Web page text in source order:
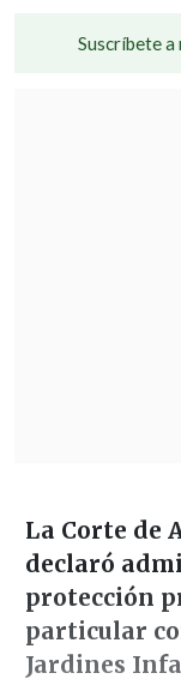
Suscríbete a
La Corte de
declaró
protección
particular
Jardines